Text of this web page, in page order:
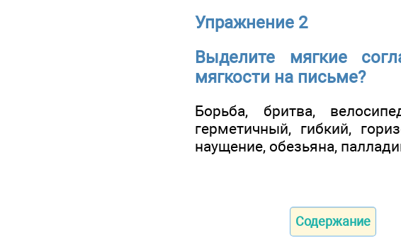
Упражнение 2
Выделите мягкие
мягкости на письме?
Борьба, бритва,
герметичный, гибкий,
наущение, обезьяна,
Содержание